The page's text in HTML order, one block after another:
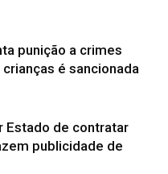
punição a crimes
é sancionada
Estado de contratar
publicidade de